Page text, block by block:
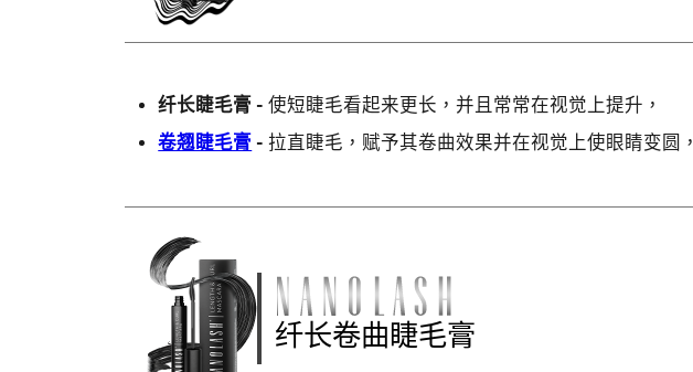
纤长睫毛膏 - 使短睫毛看起来更长，并且常常在视觉上提升，
卷翘睫毛膏 - 拉直睫毛，赋予其卷曲效果并在视觉上使眼睛变圆，
纤长卷曲睫毛膏